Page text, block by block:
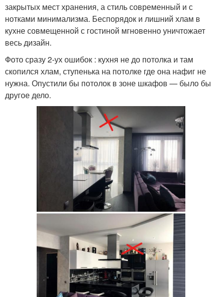
закрытых мест хранения, а стиль современный и с
нотками минимализма. Беспорядок и лишний хлам в
кухне совмещенной с гостиной мгновенно уничтожает
весь дизайн.
Фото сразу 2-ух ошибок : кухня не до потолка и там
скопился хлам, ступенька на потолке где она нафиг не
нужна. Опустили бы потолок в зоне шкафов — было бы
другое дело.